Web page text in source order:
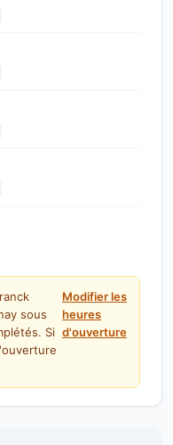
sous
Si
Modifier les
heures
d'ouverture